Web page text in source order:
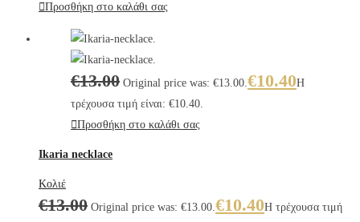
Προσθήκη στο καλάθι σας
€13.00 Original price was: €13.00.€10.40Η
τρέχουσα τιμή είναι: €10.40.
Προσθήκη στο καλάθι σας
Ikaria necklace
Κολιέ
€13.00 Original price was: €13.00.€10.40Η τρέχουσα τιμή